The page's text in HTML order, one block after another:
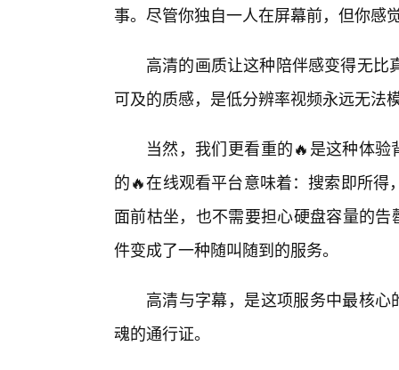
事。尽管你独自一人在屏幕前，但你感
高清的画质让这种陪伴感变得无
可及的质感，是低分辨率视频永远无法
当然，我们更看重的🔥是这种体
的🔥在线观看平台意味着：搜索即所
面前枯坐，也不需要担心硬盘容量的
件变成了一种随叫随到的服务。
高清与字幕，是这项服务中最核心
魂的通行证。